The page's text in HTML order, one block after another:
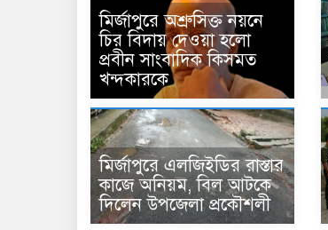
মির্জাপুরে অশ্রুসিক্ত নয়নে
চির বিদায় দেওয়া হলো
প্রবীন সাংবাদিক কিসমত
খন্দকারকে
মির্জাপুরে এলজিইডির রাস্তার
কাজে অনিয়ম, বিল আটকে
দিলেন উপজেলা প্রকৌশলী